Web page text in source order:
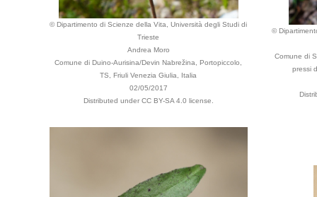
© Dipartimento di Scienze della Vita, Università degli Studi di
Trieste
Andrea Moro
Comune di Duino-Aurisina/Devin Nabrežina, Portopiccolo,
TS, Friuli Venezia Giulia, Italia
02/05/2017
Distributed under CC BY-SA 4.0 license.
©
Comune di
pressi